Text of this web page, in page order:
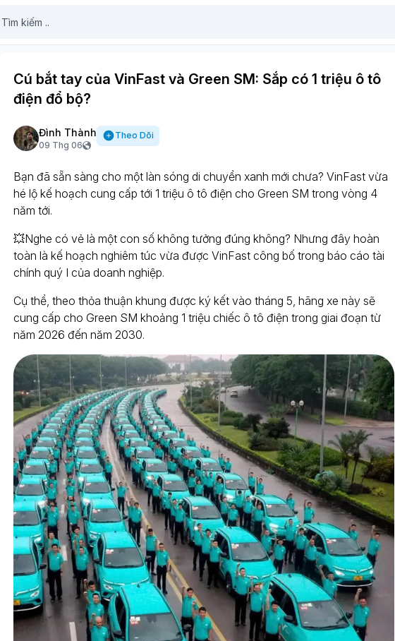
Cú bắt tay của VinFast và Green SM: Sắp có 1 triệu ô tô
điện đổ bộ?
Đình Thành
09 Thg 06
Theo Dõi
Bạn đã sẵn sàng cho một làn sóng di chuyển xanh mới chưa? VinFast vừa
hé lộ kế hoạch cung cấp tới 1 triệu ô tô điện cho Green SM trong vòng 4
năm tới.
💥Nghe có vẻ là một con số không tưởng đúng không? Nhưng đây hoàn
toàn là kế hoạch nghiêm túc vừa được VinFast công bố trong báo cáo tài
chính quý I của doanh nghiệp.
Cụ thể, theo thỏa thuận khung được ký kết vào tháng 5, hãng xe này sẽ
cung cấp cho Green SM khoảng 1 triệu chiếc ô tô điện trong giai đoạn từ
năm 2026 đến năm 2030.